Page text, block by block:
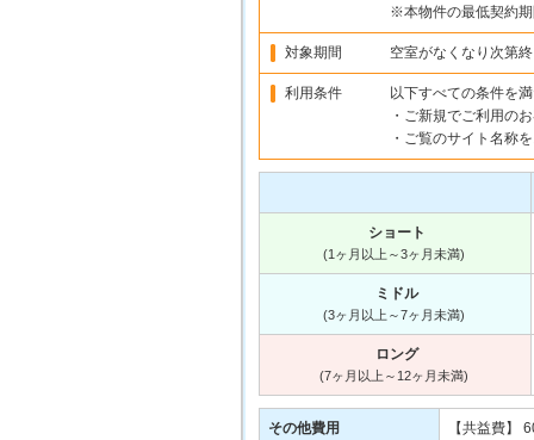
※本物件の最低契約
対象期間 空室がなくなり次第
利用条件
以下すべての条件を
・ご新規でご利用の
・ご覧のサイト名称
ショート
(1ヶ月以上～3ヶ月未満)
ミドル
(3ヶ月以上～7ヶ月未満)
ロング
(7ヶ月以上～12ヶ月未満)
その他費用 【共益費】